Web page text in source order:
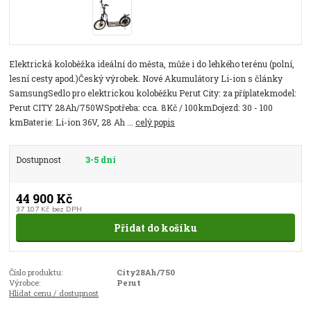
Elektrická koloběžka ideální do města, může i do lehkého terénu (polní,
lesní cesty apod.)Český výrobek. Nové Akumulátory Li-ion s články
SamsungSedlo pro elektrickou koloběžku Perut City: za příplatekmodel:
Perut CITY 28Ah/750WSpotřeba: cca. 8Kč / 100kmDojezd: 30 - 100
kmBaterie: Li-ion 36V, 28 Ah ...celý popis
Dostupnost 3-5 dní
44 900 Kč
37 107 Kč bez DPH
Přidat do košíku
Číslo produktu:
City28Ah/750
Výrobce:
Perut
Hlídat cenu / dostupnost